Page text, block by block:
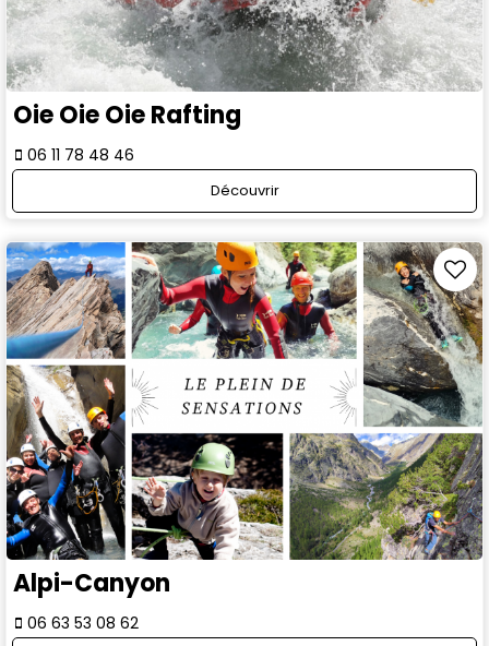
Oie Oie Oie Rafting
06 11 78 48 46
Découvrir
Alpi-Canyon
06 63 53 08 62